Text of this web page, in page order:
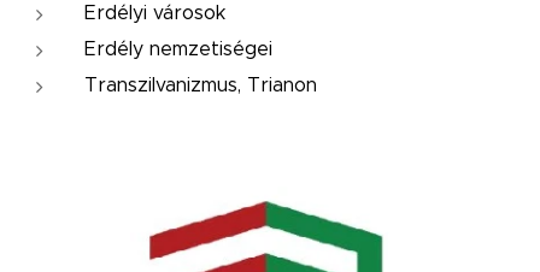
Erdélyi városok
Erdély nemzetiségei
Transzilvanizmus, Trianon